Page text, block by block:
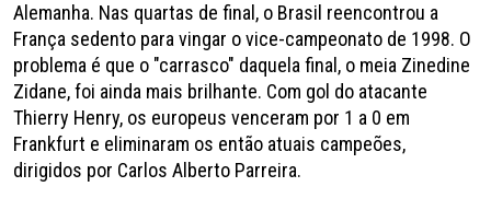
Alemanha. Nas quartas de final, o Brasil reencontrou a
França sedento para vingar o vice-campeonato de 1998. O
problema é que o "carrasco" daquela final, o meia Zinedine
Zidane, foi ainda mais brilhante. Com gol do atacante
Thierry Henry, os europeus venceram por 1 a 0 em
Frankfurt e eliminaram os então atuais campeões,
dirigidos por Carlos Alberto Parreira.